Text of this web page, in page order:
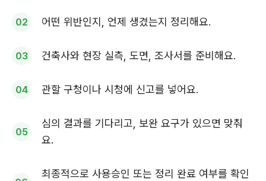
어떤 위반인지, 언제 생겼는지 정리해요.
건축사와 현장 실측, 도면, 조사서를 준비해요.
관할 구청이나 시청에 신고를 넣어요.
심의 결과를 기다리고, 보완 요구가 있으면 맞춰
요.
최종적으로 사용승인 또는 정리 완료 여부를 확인